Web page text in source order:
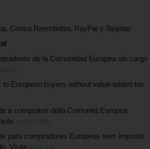
Contra Reembolso, PayPal y Tarjetas
de la Comunidad Europea sin cargo
.
European buyers without value-added tax.
a compratori della Comunitá Europea
.
para compradores Europeus sem imposto
Visite
.